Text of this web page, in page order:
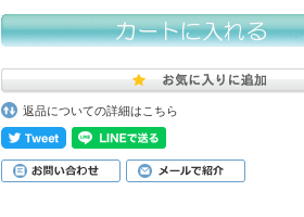
返品についての詳細はこちら